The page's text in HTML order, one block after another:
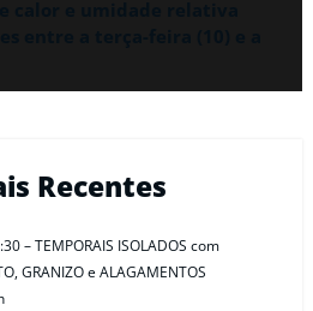
Recentes
– TEMPORAIS ISOLADOS com
GRANIZO e ALAGAMENTOS